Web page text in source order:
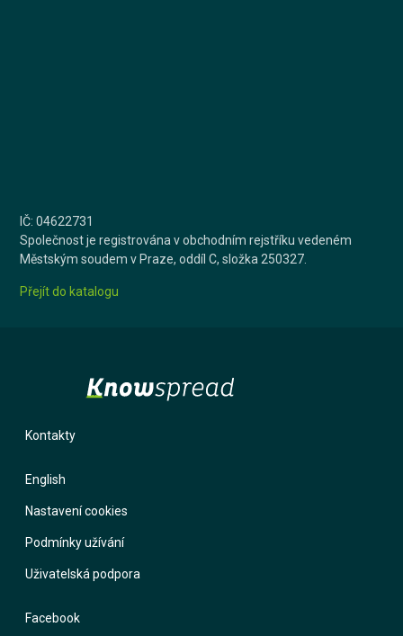
IČ: 04622731
Společnost je registrována v obchodním rejstříku vedeném
Městským soudem v Praze, oddíl C, složka 250327.
Přejít do katalogu
Kontakty
English
Nastavení cookies
Podmínky užívání
Uživatelská podpora
Facebook